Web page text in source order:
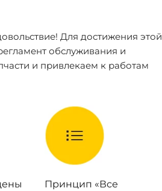
Для достижения этой
обслуживания и
и привлекаем к работам
Принцип «Все